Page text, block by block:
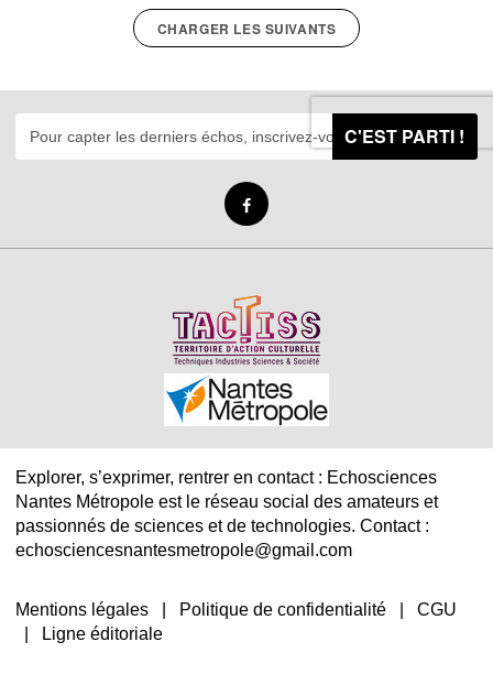
CHARGER LES SUIVANTS
C'EST PARTI !
Explorer, s’exprimer, rentrer en contact : Echosciences
Nantes Métropole est le réseau social des amateurs et
passionnés de sciences et de technologies. Contact :
echosciencesnantesmetropole@gmail.com
Mentions légales Politique de confidentialité |CGU
Ligne éditoriale